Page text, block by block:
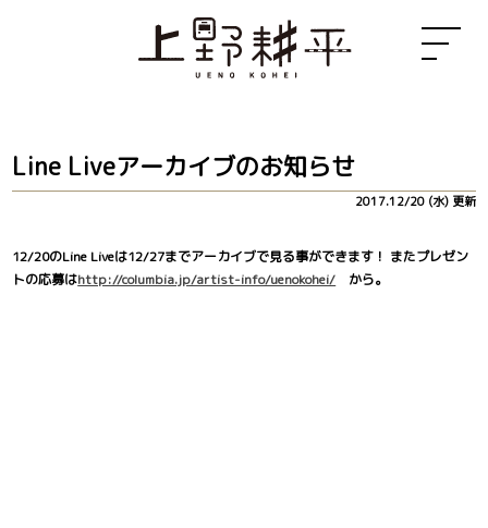
Line Liveアーカイブのお知らせ
2017.12/20 (水) 更新
12/20のLine Liveは12/27までアーカイブで見る事ができます！ またプレゼン
トの応募はhttp://columbia.jp/artist-info/uenokohei/ から。